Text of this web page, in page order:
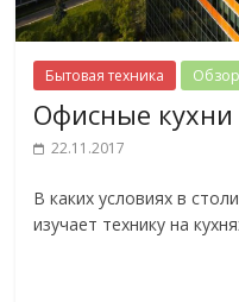
Бытовая техника
Офисные
22.11.2017
В каких условиях в
изучает технику на